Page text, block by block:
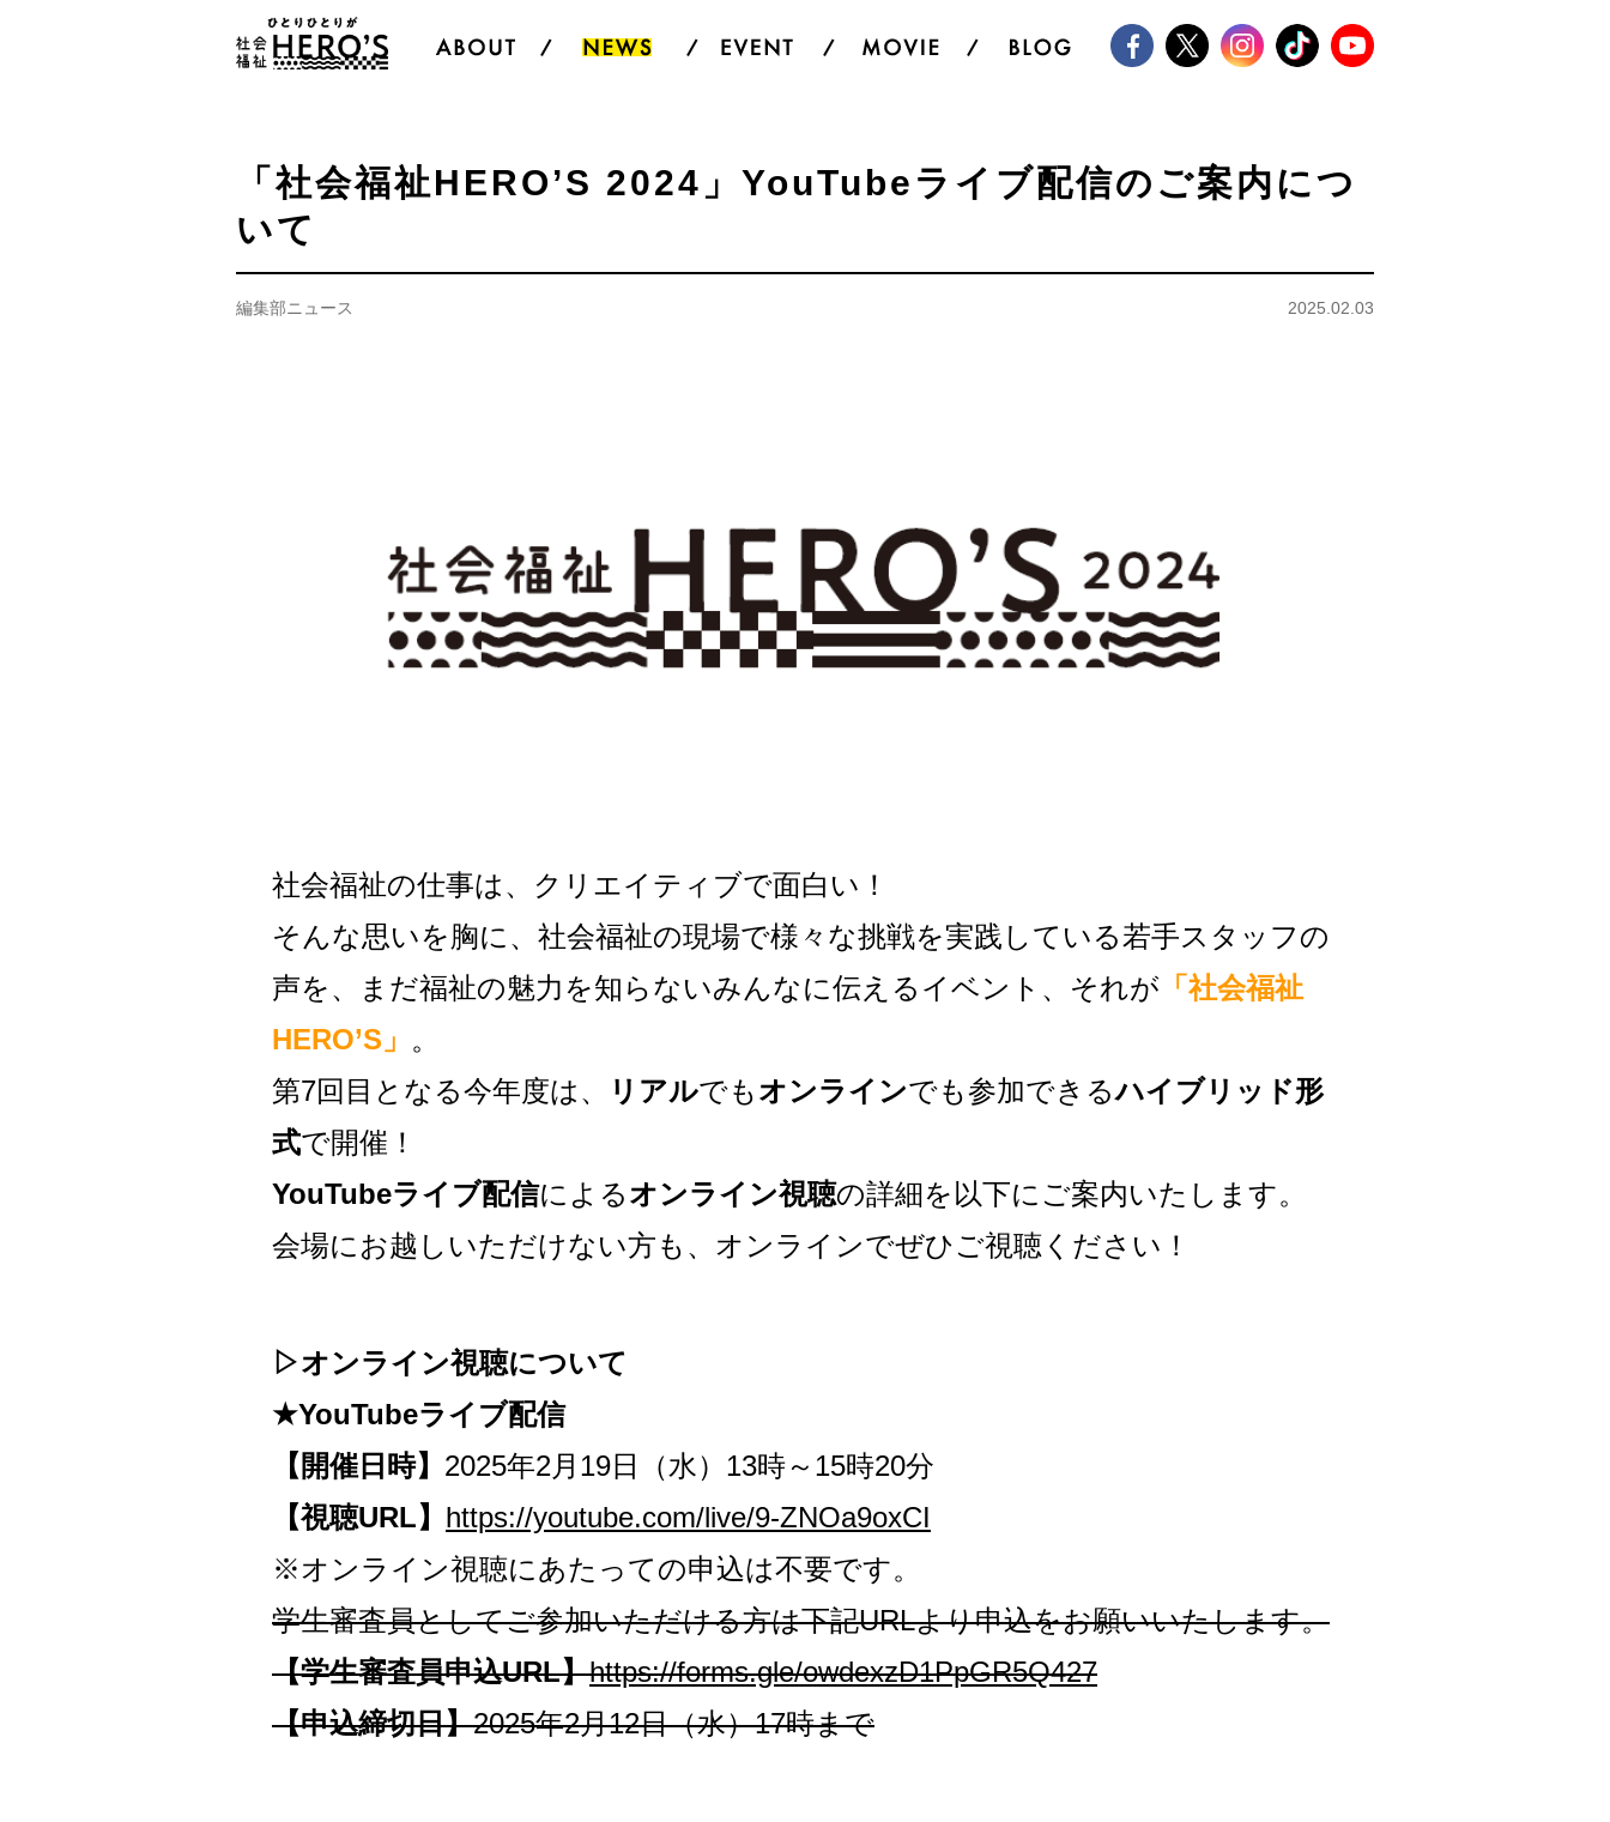
「社会福祉HERO’S 2024」YouTubeライブ配信のご案内につ
いて
編集部ニュース 2025.02.03
社会福祉の仕事は、クリエイティブで面白い！
そんな思いを胸に、社会福祉の現場で様々な挑戦を実践している若手スタッフの
声を、
まだ福祉の魅力を知らないみんなに伝えるイベント、それが 「社会福祉
HERO’S」 。
第7回目となる今年度は、
リアルでもオンラインでも参加できるハイブリッド形
式で開催！
YouTubeライブ配信によるオンライン視聴の詳細を以下にご案内いたします。
会場にお越しいただけない方も、オンラインでぜひご視聴ください！
▷オンライン視聴について
★YouTubeライブ配信
【開催日時】 2025年2月19日（水）13時～15時20分
【視聴URL】 https://youtube.com/live/9-ZNOa9oxCI
※オンライン視聴にあたっての申込は不要です。
学生審査員としてご参加いただける方は下記URLより申込をお願いいたします。
【学生審査員申込URL】https://forms.gle/owdexzD1PpGR5Q427
【申込締切日】2025年2月12日（水）17時まで